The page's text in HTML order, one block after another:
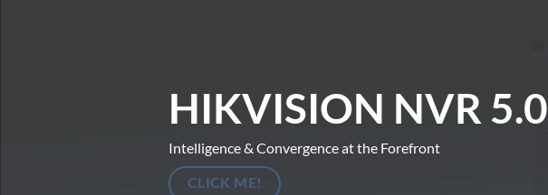
HIKVISION NVR 5.0
Intelligence & Convergence at the Forefront
CLICK ME!